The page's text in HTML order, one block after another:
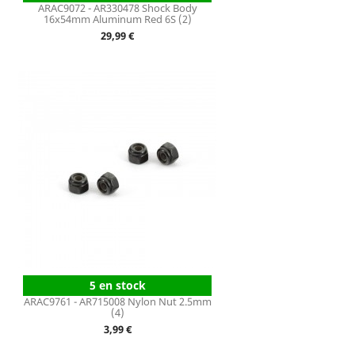
ARAC9072 - AR330478 Shock Body
16x54mm Aluminum Red 6S (2)
Prix
29,99 €
5 en stock
ARAC9761 - AR715008 Nylon Nut 2.5mm
(4)
Prix
3,99 €